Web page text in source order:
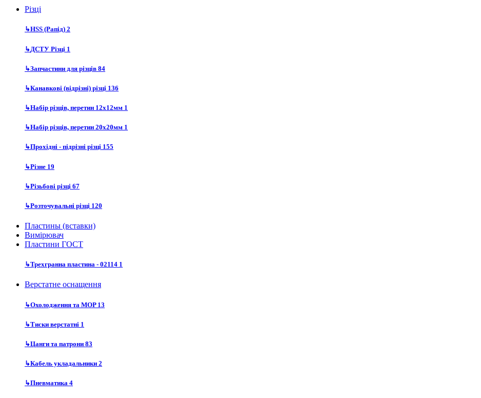
Різці
↳HSS (Рапід) 2
↳ДСТУ Різці 1
↳Запчастини для різців 84
↳Канавкові (відрізні) різці 136
↳Набір різців, перетин 12х12мм 1
↳Набір різців, перетин 20х20мм 1
↳Прохідні - підрізні різці 155
↳Різне 19
↳Різьбові різці 67
↳Розточувальні різці 120
Пластины (вставки)
Вимірювач
Пластини ГОСТ
↳Трехгранна пластина - 02114 1
Верстатне оснащення
↳Охолодження та MOP 13
↳Тиски верстатні 1
↳Цанги та патрони 83
↳Кабель укладальники 2
↳Пневматика 4